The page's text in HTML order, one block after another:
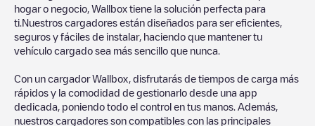
hogar o negocio, Wallbox tiene la solución perfecta para
ti.Nuestros cargadores están diseñados para ser eficientes,
seguros y fáciles de instalar, haciendo que mantener tu
vehículo cargado sea más sencillo que nunca.
Con un cargador Wallbox, disfrutarás de tiempos de carga más
rápidos y la comodidad de gestionarlo desde una app
dedicada, poniendo todo el control en tus manos. Además,
nuestros cargadores son compatibles con las principales